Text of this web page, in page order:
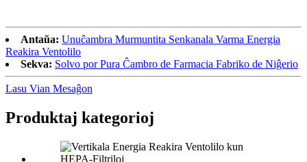
Antaŭa: Unuĉambra Murmuntita Senkanala Varma Energia
Reakira Ventolilo
Sekva: Solvo por Pura Ĉambro de Farmacia Fabriko de Niĝerio
Lasu Vian Mesaĝon
Produktaj kategorioj